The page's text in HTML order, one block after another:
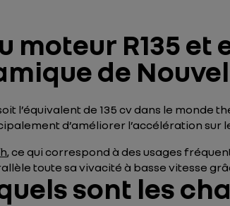
moteur R135
de
l’équivalent de 135 cv dans le
d’améliorer l’accélération sur
, ce qui correspond à des usages
toute sa vivacité à basse vitesse
sont les